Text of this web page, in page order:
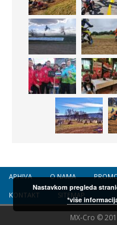
ARHIVA O NAMA
KONTAKT SITEMAP
MX-Cro ©
Nastavkom pregleda
*više